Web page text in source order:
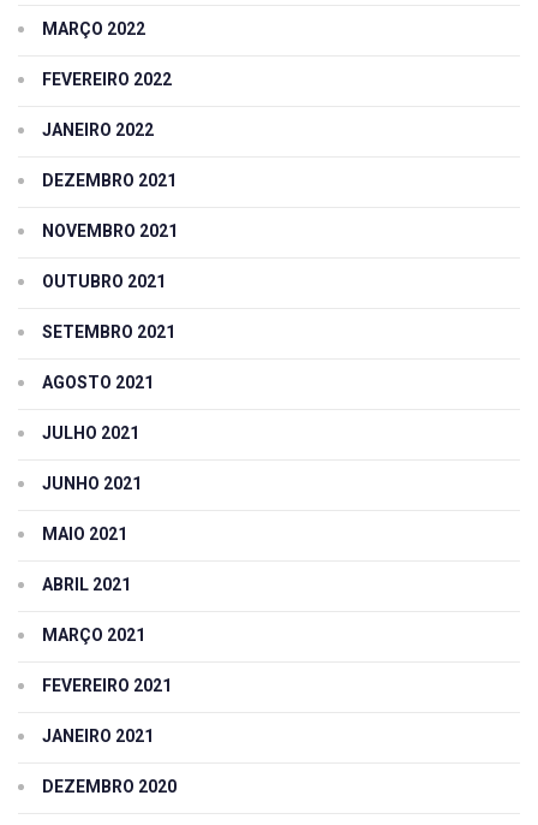
MARÇO 2022
FEVEREIRO 2022
JANEIRO 2022
DEZEMBRO 2021
NOVEMBRO 2021
OUTUBRO 2021
SETEMBRO 2021
AGOSTO 2021
JULHO 2021
JUNHO 2021
MAIO 2021
ABRIL 2021
MARÇO 2021
FEVEREIRO 2021
JANEIRO 2021
DEZEMBRO 2020